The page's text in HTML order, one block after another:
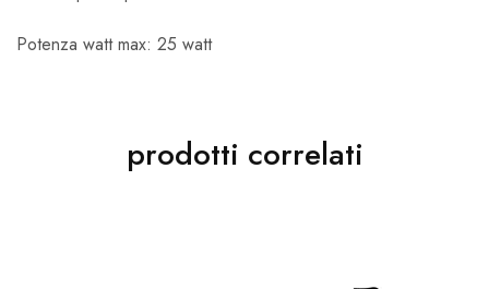
Potenza watt max: 25 watt
prodotti correlati